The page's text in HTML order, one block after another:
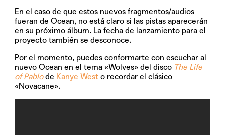
En el caso de que estos nuevos fragmentos/audios
fueran de Ocean, no está claro si las pistas aparecerán
en su próximo álbum. La fecha de lanzamiento para el
proyecto también se desconoce.
Por el momento, puedes conformarte con escuchar al
nuevo Ocean en el tema «Wolves» del disco The Life
of Pablode Kanye West o recordar el clásico
«Novacane».